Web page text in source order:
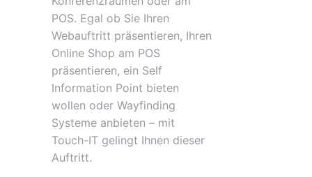
POS. Egal ob Sie Ihren
Webauftritt präsentieren, Ihren
Online Shop am POS
präsentieren, ein Self
Information Point bieten
wollen oder Wayfinding
Systeme anbieten – mit
Touch-IT gelingt Ihnen dieser
Auftritt.